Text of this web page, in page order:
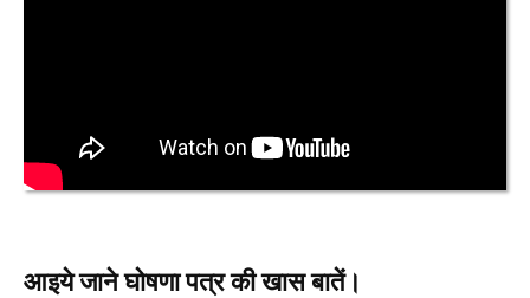
आइये जाने घोषणा पत्र की खास बातें।